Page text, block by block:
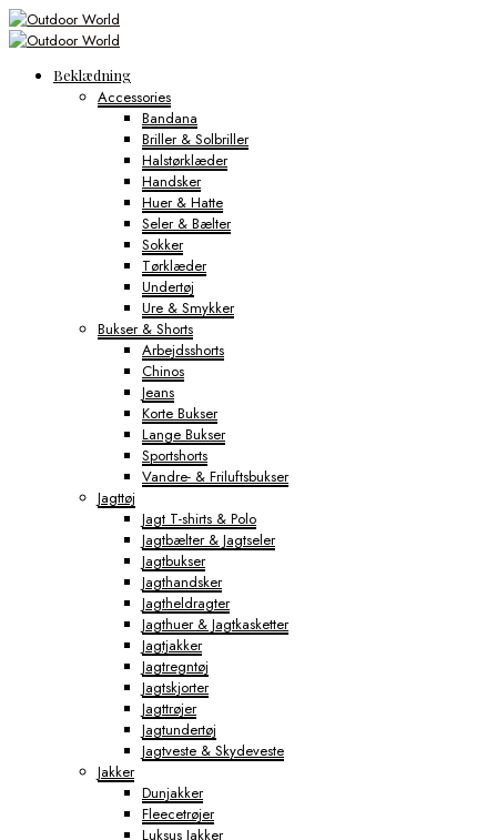
Beklædning
Accessories
Bandana
Briller & Solbriller
Halstørklæder
Handsker
Huer & Hatte
Seler & Bælter
Sokker
Tørklæder
Undertøj
Ure & Smykker
Bukser & Shorts
Arbejdsshorts
Chinos
Jeans
Korte Bukser
Lange Bukser
Sportshorts
Vandre- & Friluftsbukser
Jagttøj
Jagt T-shirts & Polo
Jagtbælter & Jagtseler
Jagtbukser
Jagthandsker
Jagtheldragter
Jagthuer & Jagtkasketter
Jagtjakker
Jagtregntøj
Jagtskjorter
Jagttrøjer
Jagtundertøj
Jagtveste & Skydeveste
Jakker
Dunjakker
Fleecetrøjer
Luksus Jakker